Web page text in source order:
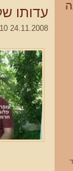
עדותו
24.11.2008 03:10